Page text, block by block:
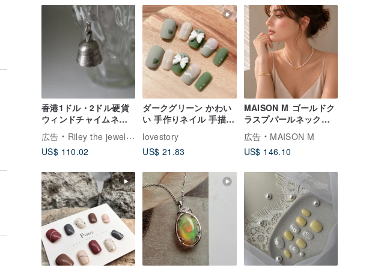
香港1ドル・2ドル硬貨
ウィンドチャイムネッ
クレス
広告
Riley the jewellery
US$ 110.02
ダークグリーン かわい
い 手作りネイル 手描き
arts/Press on nails
lovestory
US$ 21.83
MAISON M ゴールドク
ラスプパールネックレ
ス
広告
MAISON M
US$ 146.10